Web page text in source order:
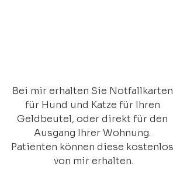
Bei mir erhalten Sie Notfallkarten
für Hund und Katze für Ihren
Geldbeutel, oder direkt für den
Ausgang Ihrer Wohnung.
Patienten können diese kostenlos
von mir erhalten.